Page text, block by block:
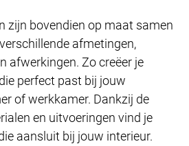
zijn bovendien op maat samen
afmetingen,
afwerkingen. Zo creëer je
perfect past bij jouw
of werkkamer. Dankzij de
en uitvoeringen vind je
aansluit bij jouw interieur.